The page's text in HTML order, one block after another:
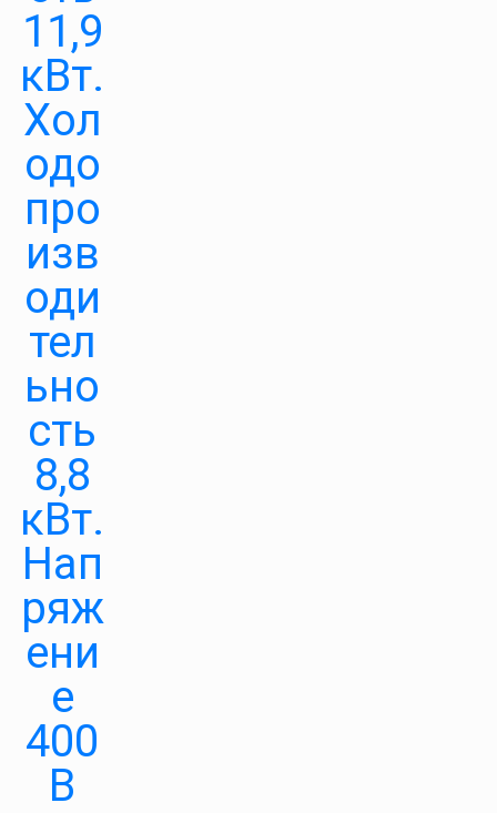
11,9
кВт.
Хол
одо
про
изв
оди
тел
ьно
сть
8,8
кВт.
Нап
ряж
ени
е
400
В